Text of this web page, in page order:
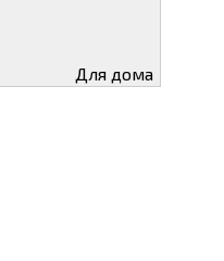
Для дома